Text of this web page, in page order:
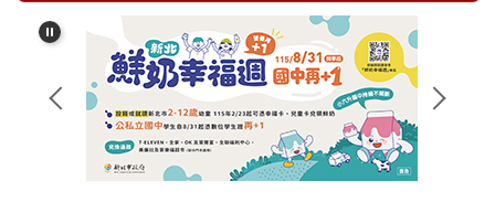
學生和家長專區
招生專區
校長簡介